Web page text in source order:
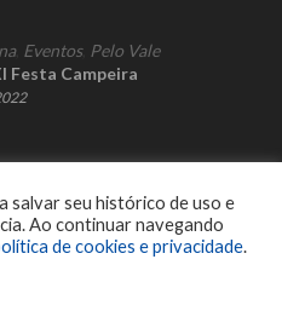
, Eventos, Pelo Vale
Festa Campeira
salvar seu histórico de uso e
Ao continuar navegando
de cookies e privacidade.